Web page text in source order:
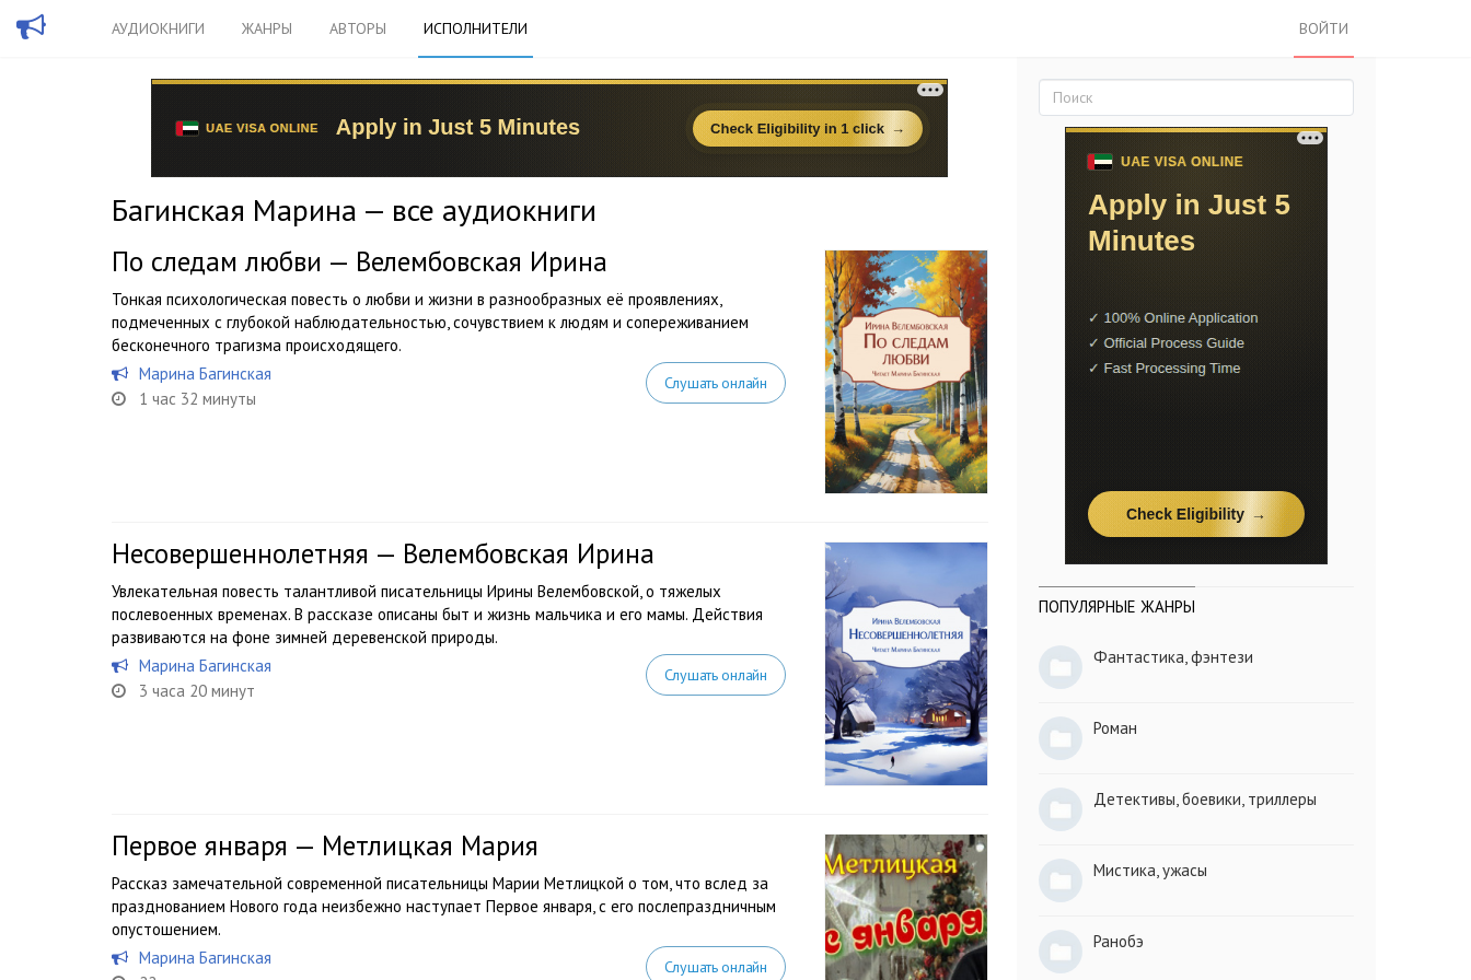
АУДИОКНИГИ ЖАНРЫ АВТОРЫ ИСПОЛНИТЕЛИ ВОЙТИ
Багинская Марина — все аудиокниги
По следам любви — Велембовская Ирина
Тонкая психологическая повесть о любви и жизни в разнообразных её проявлениях,
подмеченных с глубокой наблюдательностью, сочувствием к людям и сопереживанием
бесконечного трагизма происходящего.
Марина Багинская
1 час 32 минуты
Слушать онлайн
Несовершеннолетняя — Велембовская Ирина
Увлекательная повесть талантливой писательницы Ирины Велембовской, о тяжелых
послевоенных временах. В рассказе описаны быт и жизнь мальчика и его мамы. Действия
развиваются на фоне зимней деревенской природы.
Марина Багинская
3 часа 20 минут
Слушать онлайн
Первое января — Метлицкая Мария
Рассказ замечательной современной писательницы Марии Метлицкой о том, что вслед за
празднованием Нового года неизбежно наступает Первое января, с его послепраздничным
опустошением.
Марина Багинская
Слушать онлайн
ПОПУЛЯРНЫЕ ЖАНРЫ
Фантастика, фэнтези
Роман
Детективы, боевики, триллеры
Мистика, ужасы
Ранобэ